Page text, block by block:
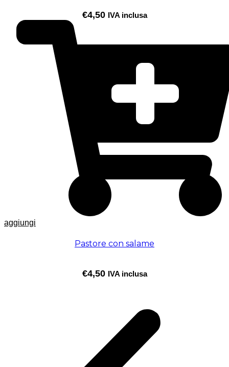
€4,50 IVA inclusa
aggiungi
Pastore con salame
€4,50 IVA inclusa